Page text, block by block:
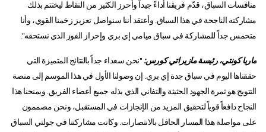
منافسات السباق، قدّم فريقنا أداءً جيداً وأحرز الكثير من النقاط ليختتم بذلك
مشاركته الناجحة في هذا السباق. وأعتقد أننا سنواصل تعزيز زخمنا القوي، وأنا
متحمس جداً للمشاركة في سباق ميامي إي بري وإحراز الفوز الذي نستحقه".
ماريا كونتي، رئيسة مازيراتي كورس: "نحن سعداء جداً بالنتائج المتميزة التي
حققناها اليوم في سباق جدة إي بري. إن وصولنا الأول في هذا الموسم إلى منصة
التتويج هو ثمرة الجهود الحثيثة والتفاني الذي بذله جميع أعضاء الفريق. ويمنحنا هذا
النجاح دافعاً قوياً لتحقيق المزيد من الإنجازات في المستقبل، ونحن مصممون
على مواصلة هذا المسار الحافل بالانتصارات. وكانت مشاركتنا في جولتي السباق